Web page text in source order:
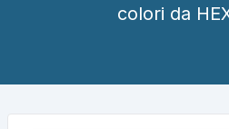
colori da